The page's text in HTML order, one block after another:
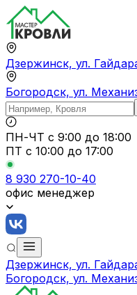
Дзержинск, ул.
Богородск, ул.
ПН-ЧТ с 9:00 до 18:00
ПТ с 10:00 до 17:00
8 930 270-10-40
офис менеджер
Дзержинск, ул.
Богородск, ул.